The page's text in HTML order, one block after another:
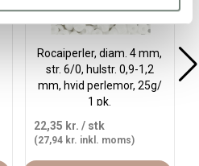
Rocaiperler, diam. 4 mm,
str. 6/0, hulstr. 0,9-1,2
mm, hvid perlemor, 25g/
1 pk.
22,35 kr. / stk
(27,94 kr. inkl. moms)